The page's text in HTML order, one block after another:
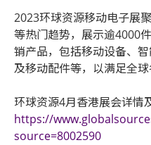
2023环球资源移动电子展
等热门趋势，展示逾4000
销产品，包括移动设备、
及移动配件等，以满足全球
环球资源4月香港展会详情
https://
source=8002590